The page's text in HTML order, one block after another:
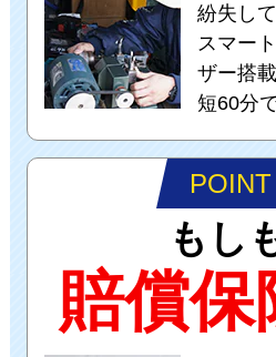
紛失し
スマー
ザー搭
短60分
もし
賠償保